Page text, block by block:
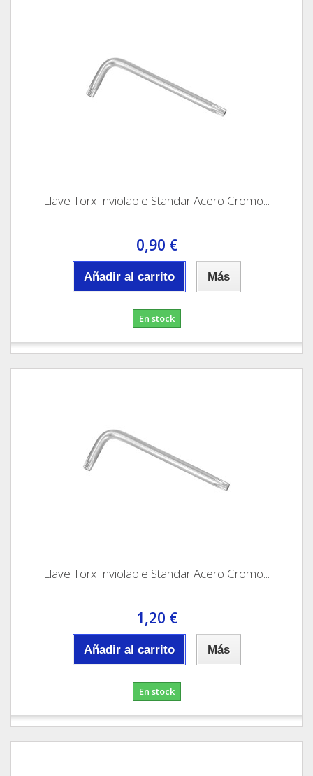
Llave Torx Inviolable Standar Acero Cromo...
0,90 €
Añadir al carrito Más
En stock
Llave Torx Inviolable Standar Acero Cromo...
1,20 €
Añadir al carrito Más
En stock